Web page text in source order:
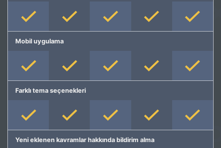
Mobil uygulama
Farklı tema seçenekleri
Yeni eklenen kavramlar hakkında bildirim alma